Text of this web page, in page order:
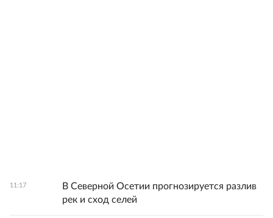
11:17
В Северной Осетии прогнозируется разлив
рек и сход селей